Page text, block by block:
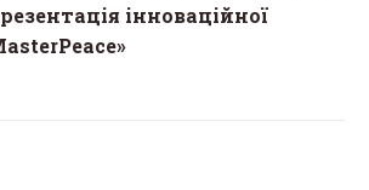
інноваційної